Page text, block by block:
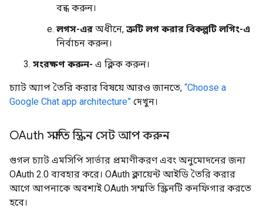
বন্ধ করুন।
লগস-এর অধীনে, ত্রুটি লগ করার বিকল্পটি লগিং-এ
নির্বাচন করুন।
সংরক্ষণ করুন- এ ক্লিক করুন।
চ্যাট অ্যাপ তৈরি করার বিষয়ে আরও জানতে, “Choose a
Google Chat app architecture” দেখুন।
OAuth সম্মতি স্ক্রিন সেট আপ করুন
গুগল চ্যাট এমসিপি সার্ভার প্রমাণীকরণ এবং অনুমোদনের জন্য
OAuth 2.0 ব্যবহার করে। OAuth ক্লায়েন্ট আইডি তৈরি করার
আগে আপনাকে অবশ্যই OAuth সম্মতি স্ক্রিনটি কনফিগার করতে
হবে।